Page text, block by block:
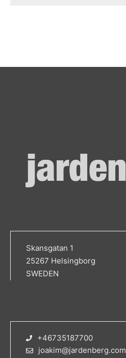
Skansgatan 1
25267 Helsingborg
SWEDEN
+46735187700
joakim@jardenberg.com